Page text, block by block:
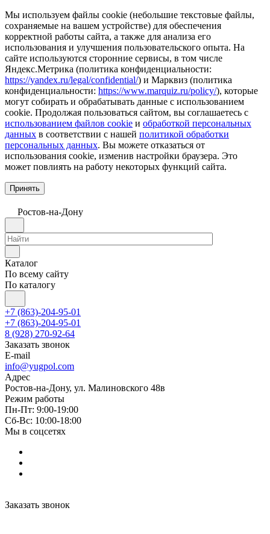
Мы используем файлы cookie (небольшие текстовые файлы,
сохраняемые на вашем устройстве) для обеспечения
корректной работы сайта, а также для анализа его
использования и улучшения пользовательского опыта. На
сайте используются сторонние сервисы, в том числе
Яндекс.Метрика (политика конфиденциальности:
https://yandex.ru/legal/confidential/) и Марквиз (политика
конфиденциальности: https://www.marquiz.ru/policy/), которые
могут собирать и обрабатывать данные с использованием
cookie. Продолжая пользоваться сайтом, вы соглашаетесь с
использованием файлов cookie и обработкой персональных
данных в соответствии с нашей политикой обработки
персональных данных. Вы можете отказаться от
использования cookie, изменив настройки браузера. Это
может повлиять на работу некоторых функций сайта.
Принять
Ростов-на-Дону
Каталог
По всему сайту
По каталогу
+7 (863)-204-95-01
+7 (863)-204-95-01
8 (928) 270-92-64
Заказать звонок
E-mail
info@yugpol.com
Адрес
Ростов-на-Дону, ул. Малиновского 48в
Режим работы
Пн-Пт: 9:00-19:00
Cб-Вс: 10:00-18:00
Мы в соцсетях
Заказать звонок